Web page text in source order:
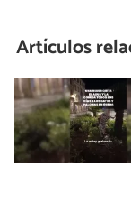
Artículos